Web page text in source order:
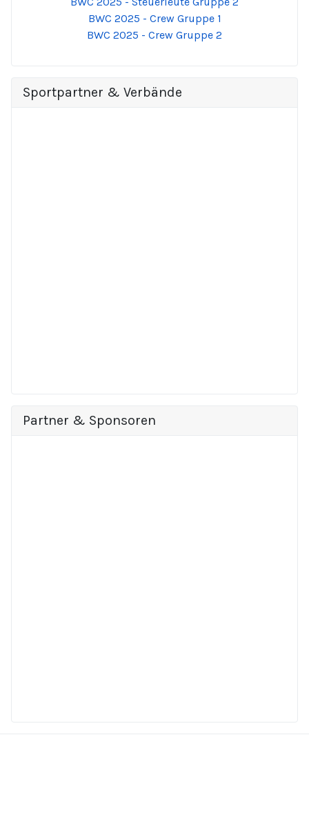
BWC 2025 - Crew Gruppe 1
BWC 2025 - Crew Gruppe 2
Sportpartner & Verbände
Partner & Sponsoren